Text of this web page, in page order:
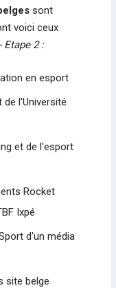
sont
voici ceux
Etape 2 :
en esport
de l'Université
et de l'esport
Rocket
Ixpé
d'un média
site belge